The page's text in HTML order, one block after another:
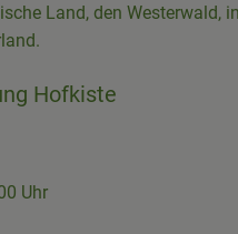
Land, den Westerwald,
Hofkiste
Uhr